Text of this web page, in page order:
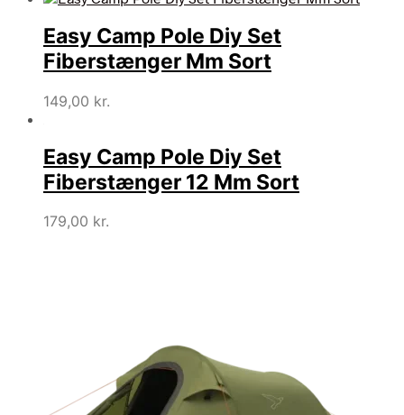
Easy Camp Pole Diy Set
Fiberstænger Mm Sort
149,00 kr.
Easy Camp Pole Diy Set
Fiberstænger 12 Mm Sort
179,00 kr.